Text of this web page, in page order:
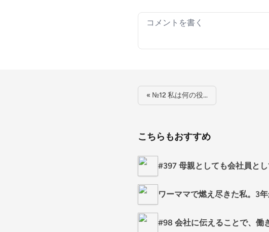
Your comment
« №12 私は何の役…
こちらもおすすめ
#397 母親としても会社員と
ワーママで燃え尽きた私。3
#98 会社に伝えることで、働